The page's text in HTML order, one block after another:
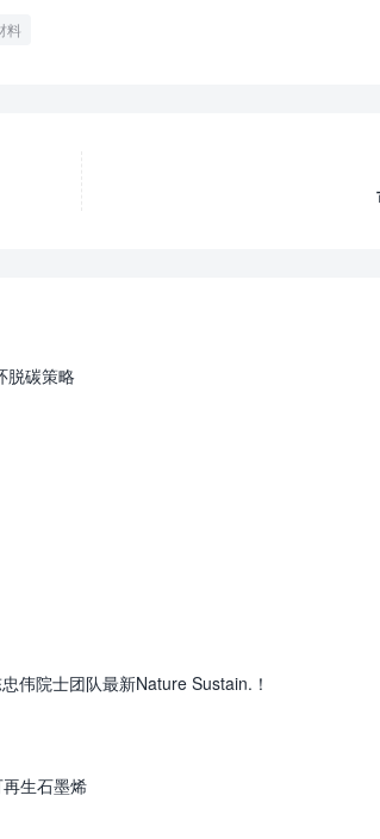
料
脱碳策略
伟院士团队最新Nature Sustain.！
生石墨烯